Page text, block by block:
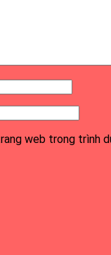
web trong trình